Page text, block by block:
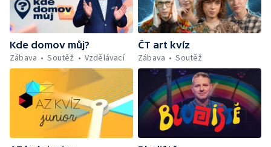
Kde domov můj?
Zábava
Soutěž Vzdělávací
ČT art kvíz
Zábava
Soutěž